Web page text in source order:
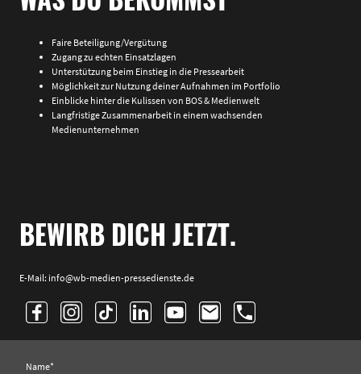
Faire Beteiligung/Vergütung
Zugang zu echten Einsatzlagen
Unterstützung beim Einstieg in die Pressearbeit
Möglichkeit zur Nutzung deiner Aufnahmen im Portfolio
Einblicke hinter die Kulissen von BOS & Medienwelt
Langfristige Zusammenarbeit in einem wachsenden
Medienunternehmen
BEWIRB DICH JETZT.
E-Mail: info@wb-medien-pressedienste.de
Name*